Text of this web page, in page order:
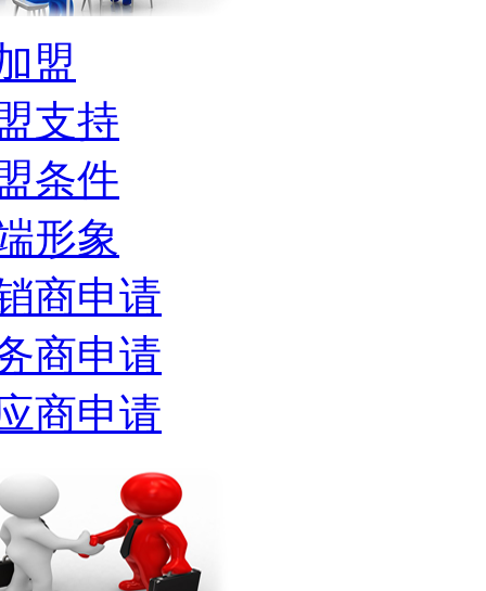
盟
支持
条件
形象
商申请
商申请
商申请